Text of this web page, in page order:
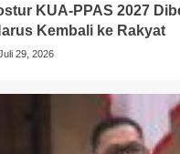
KUA-PPAS 2027
Kembali ke Rakyat
29, 2026